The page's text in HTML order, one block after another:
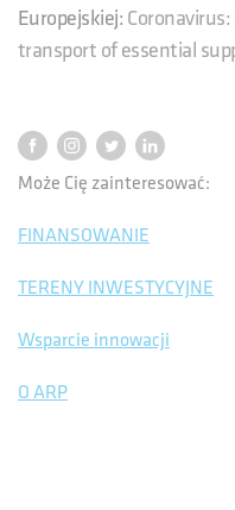
Europejskiej:
transport of essential
Może Cię zainteresować:
FINANSOWANIE
TERENY INWESTYCYJNE
Wsparcie innowacji
O ARP